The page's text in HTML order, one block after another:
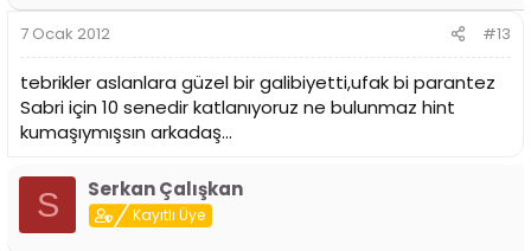
7 Ocak 2012 #13
tebrikler aslanlara güzel bir galibiyetti,ufak bi parantez
Sabri için 10 senedir katlanıyoruz ne bulunmaz hint
kumaşıymışsın arkadaş...
S Serkan Çalışkan
Kayıtlı Üye